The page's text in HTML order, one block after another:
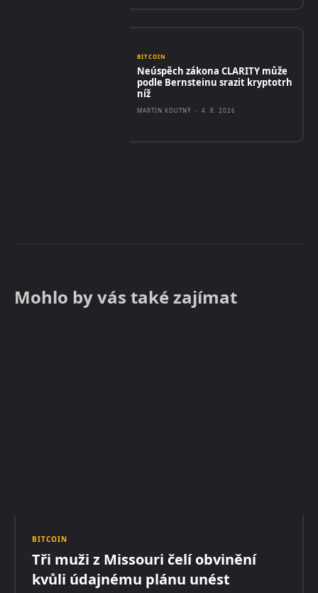
BITCOIN
Neúspěch zákona CLARITY může
podle Bernsteinu srazit kryptotrh
níž
MARTIN KOUTNÝ - 4. 8. 2026
Mohlo by vás také zajímat
BITCOIN
Tři muži z Missouri čelí obvinění
kvůli údajnému plánu unést